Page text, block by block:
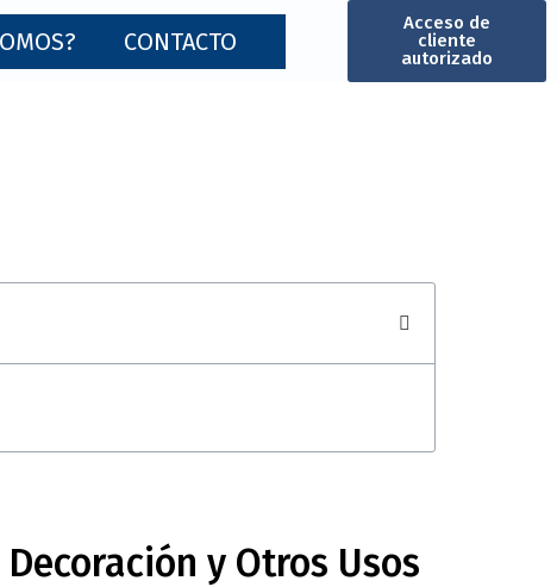
CONTACTO
Acceso de
cliente
autorizado
y Otros Usos